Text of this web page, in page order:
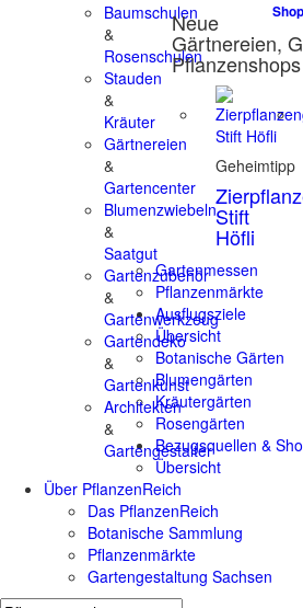
Baumschulen
&
Rosenschulen
Stauden
&
Kräuter
Gärtnereien
&
Gartencenter
Blumenzwiebeln
&
Saatgut
Gartenzubehör
&
Gartenwerkzeug
Gartendeko
&
Gartenkunst
Architekten
&
Gartengestalter
Neue
Gärtnereien,
Pflanzenshops
Geheimtipp
Stift
Höfli
Gartenmessen
Pflanzenmärkte
Ausflugsziele
Übersicht
Botanische Gärten
Blumengärten
Kräutergärten
Rosengärten
Bezugsquellen &
Übersicht
Über PflanzenReich
Das PflanzenReich
Botanische Sammlung
Pflanzenmärkte
Gartengestaltung Sachsen